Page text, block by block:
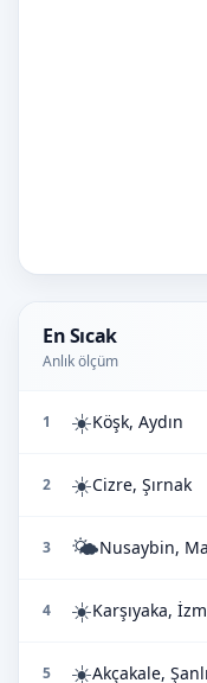
En Sıcak
Anlık ölçüm
1 ☀️Köşk, Aydın
2 ☀️Cizre, Şırnak
3 🌤️Nusaybin,
4 ☀️Karşıyaka,
5 ☀️Akçakale,